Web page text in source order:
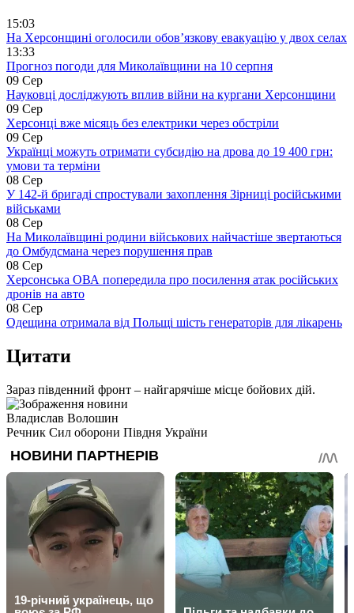
15:03
На Херсонщині оголосили обов’язкову евакуацію у двох селах
13:33
Прогноз погоди для Миколаївщини на 10 серпня
09 Сер
Науковці досліджують вплив війни на кургани Херсонщини
09 Сер
Херсонці вже місяць без електрики через обстріли
09 Сер
Українці можуть отримати субсидію на дрова до 19 400 грн:
умови та терміни
08 Сер
У 142-й бригаді спростували захоплення Зірниці російськими
військами
08 Сер
На Миколаївщині родини військових найчастіше звертаються
до Омбудсмана через порушення прав
08 Сер
Херсонська ОВА попередила про посилення атак російських
дронів на авто
08 Сер
Одещина отримала від Польщі шість генераторів для лікарень
Цитати
Зараз південний фронт – найгарячіше місце бойових дій.
Владислав Волошин
Речник Сил оборони Півдня України